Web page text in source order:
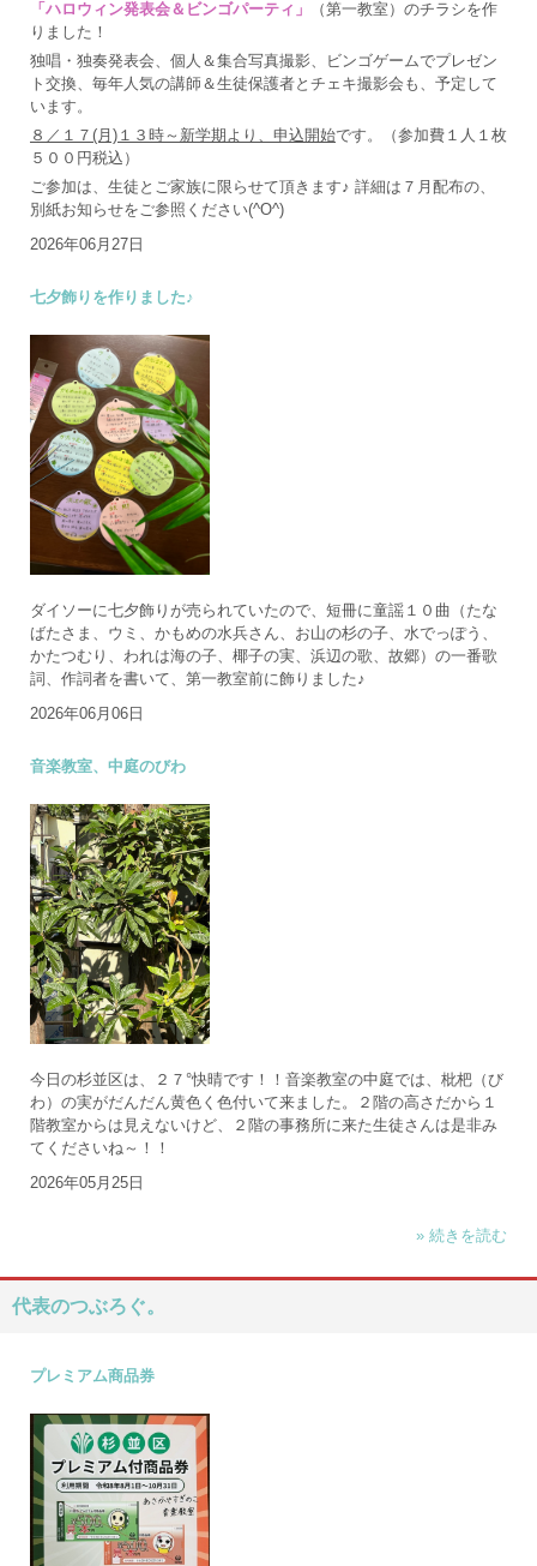
「ハロウィン発表会＆ビンゴパーティ」
（第一教室）のチラシを作
りました！
独唱・独奏発表会、個人＆集合写真撮影、ビンゴゲームでプレゼン
ト交換、毎年人気の講師＆生徒保護者とチェキ撮影会も、予定して
います。
８／１７(月)１３時～新学期より、申込開始です。（参加費１人１枚
５００円税込）
ご参加は、生徒とご家族に限らせて頂きます♪ 詳細は７月配布の、
別紙お知らせをご参照ください(^O^)
2026年06月27日
七夕飾りを作りました♪
ダイソーに七夕飾りが売られていたので、短冊に童謡１０曲（たな
ばたさま、ウミ、かもめの水兵さん、お山の杉の子、水でっぽう、
かたつむり、われは海の子、椰子の実、浜辺の歌、故郷）の一番歌
詞、作詞者を書いて、第一教室前に飾りました♪
2026年06月06日
音楽教室、中庭のびわ
今日の杉並区は、２７°快晴です！！音楽教室の中庭では、枇杷（び
わ）の実がだんだん黄色く色付いて来ました。２階の高さだから１
階教室からは見えないけど、２階の事務所に来た生徒さんは是非み
てくださいね～！！
2026年05月25日
» 続きを読む
代表のつぶろぐ。
プレミアム商品券